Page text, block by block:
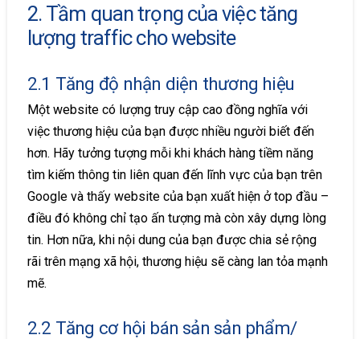
2. Tầm quan trọng của việc tăng
lượng traffic cho website
2.1 Tăng độ nhận diện thương hiệu
Một website có lượng truy cập cao đồng nghĩa với
việc thương hiệu của bạn được nhiều người biết đến
hơn. Hãy tưởng tượng mỗi khi khách hàng tiềm năng
tìm kiếm thông tin liên quan đến lĩnh vực của bạn trên
Google và thấy website của bạn xuất hiện ở top đầu –
điều đó không chỉ tạo ấn tượng mà còn xây dựng lòng
tin. Hơn nữa, khi nội dung của bạn được chia sẻ rộng
rãi trên mạng xã hội, thương hiệu sẽ càng lan tỏa mạnh
mẽ.
2.2 Tăng cơ hội bán sản sản phẩm/